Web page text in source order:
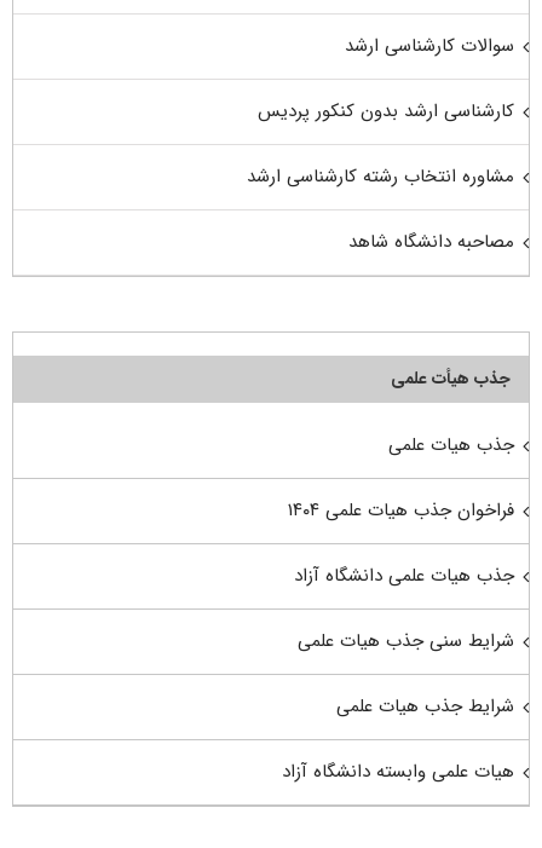
سوالات کارشناسی ارشد
کارشناسی ارشد بدون کنکور پردیس
مشاوره انتخاب رشته کارشناسی ارشد
مصاحبه دانشگاه شاهد
جذب هیأت علمی
جذب هیات علمی
فراخوان جذب هیات علمی ۱۴۰۴
جذب هیات علمی دانشگاه آزاد
شرایط سنی جذب هیات علمی
شرایط جذب هیات علمی
هیات علمی وابسته دانشگاه آزاد